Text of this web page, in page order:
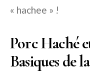
« hachee » !
Porc Haché
Basiques de